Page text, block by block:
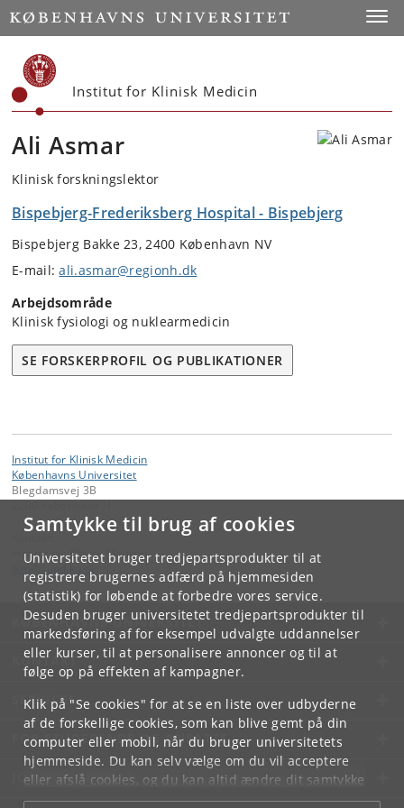
Samtykke til brug af cookies
Universitetet bruger tredjepartsprodukter til at
registrere brugernes adfærd på hjemmesiden
(statistik) for løbende at forbedre vores service.
Desuden bruger universitetet tredjepartsprodukter til
markedsføring af for eksempel udvalgte uddannelser
eller kurser, til at personalisere annoncer og til at
følge op på effekten af kampagner.
Klik på "Se cookies" for at se en liste over udbyderne
af de forskellige cookies, som kan blive gemt på din
computer eller mobil, når du bruger universitetets
hjemmeside. Du kan selv vælge om du vil acceptere
eller afslå cookies, og du kan altid ændre dit samtykke
underCookie- og privatlivspolitiksom du finder i
Start
Institut for Klinisk Medicin
Ali Asmar
Klinisk forskningslektor
Bispebjerg-Frederiksberg Hospital - Bispebjerg
Bispebjerg Bakke 23, 2400 København NV
E-mail:ali.asmar@regionh.dk
Arbejdsområde
Klinisk fysiologi og nuklearmedicin
SE FORSKERPROFIL OG PUBLIKATIONER
Institut for Klinisk Medicin
Københavns Universitet
Blegdamsvej 3B
Institut for Klinisk Medicin
KØBENHAVNS UNIVERSITET
KONTAKT
SERVICES
FOR STUDERENDE OG ANSATTE
JOB OG KARRIERE